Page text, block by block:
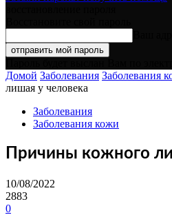
Домой Заболевания Заболевания
лишая у человека
Заболевания
Заболевания кожи
Причины кожного
10/08/2022
2883
0